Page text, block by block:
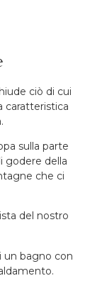
ciò di cui
caratteristica
sulla parte
godere della
che ci
del nostro
un bagno con